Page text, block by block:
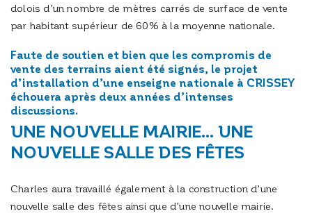
dolois d’un nombre de mètres carrés de surface de vente
par habitant supérieur de 60% à la moyenne nationale.
Faute de soutien et bien que les compromis de
vente des terrains aient été signés, le projet
d’installation d’une enseigne nationale à CRISSEY
échouera après deux années d’intenses
discussions.
UNE NOUVELLE MAIRIE… UNE
NOUVELLE SALLE DES FÊTES
Charles aura travaillé également à la construction d’une
nouvelle salle des fêtes ainsi que d’une nouvelle mairie.